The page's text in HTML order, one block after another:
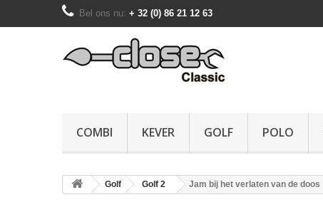
Bel ons nu: + 32 (0) 86 21 12 63
COMBI KEVER GOLF POLO
Golf Golf 2 Jam bij het verlaten van de doos